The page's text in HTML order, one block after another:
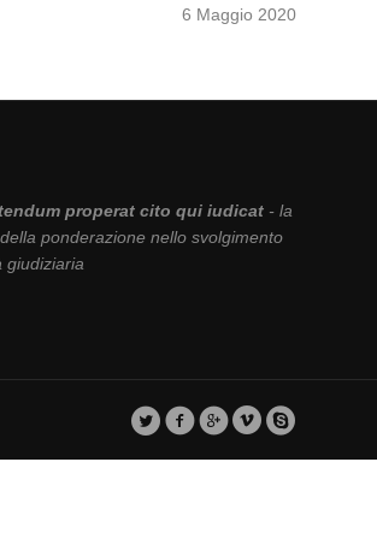
6 Maggio 2020
properat cito qui iudicat- la
ponderazione nello svolgimento
giudiziaria